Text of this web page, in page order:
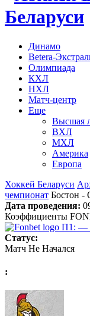
Беларуси
Динамо
Betera-
Олимпиада
КХЛ
НХЛ
Матч-центр
Еще
Высшая
ВХЛ
МХЛ
Америка
Европа
Хоккей Беларуси
чемпионат Бостон -
Дата проведения:
Коэффициенты
П1: —
Статус:
Матч Не Начался
: